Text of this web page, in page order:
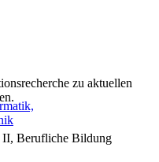
zu aktuellen
II, Berufliche Bildung